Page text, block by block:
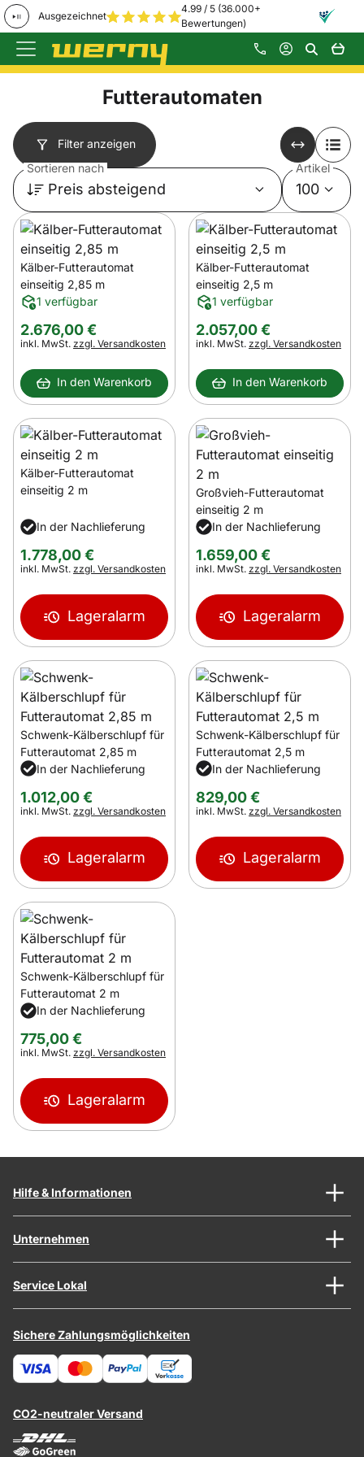
Ausgezeichnet
4.99 / 5 (36.000+
Bewertungen)
Zum Hauptinhalt springen
Futterautomaten
Filter anzeigen
Sortieren nach
Preis absteigend
Artikel
100
Kälber-Futterautomat
einseitig 2,85 m
1 verfügbar
2.676,00€
Steuerhinweis:
inkl. MwSt. zzgl. Versandkosten
In den Warenkorb
Kälber-Futterautomat
einseitig 2,5 m
1 verfügbar
2.057,00€
Steuerhinweis:
inkl. MwSt. zzgl. Versandkosten
In den Warenkorb
Kälber-Futterautomat
einseitig 2 m
In der Nachlieferung
1.778,00€
Steuerhinweis:
inkl. MwSt. zzgl. Versandkosten
Lageralarm
Großvieh-Futterautomat
einseitig 2 m
In der Nachlieferung
1.659,00€
Steuerhinweis:
inkl. MwSt. zzgl. Versandkosten
Lageralarm
Schwenk-Kälberschlupf für
Futterautomat 2,85 m
In der Nachlieferung
1.012,00€
Steuerhinweis:
inkl. MwSt. zzgl. Versandkosten
Lageralarm
Schwenk-Kälberschlupf für
Futterautomat 2,5 m
In der Nachlieferung
829,00€
Steuerhinweis:
inkl. MwSt. zzgl. Versandkosten
Lageralarm
Schwenk-Kälberschlupf für
Futterautomat 2 m
In der Nachlieferung
775,00€
Steuerhinweis:
inkl. MwSt. zzgl. Versandkosten
Lageralarm
Hilfe & Informationen
Unternehmen
Service Lokal
Sichere Zahlungsmöglichkeiten
CO2-neutraler Versand